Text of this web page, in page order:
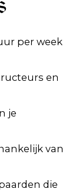
per week
en
je
van
die